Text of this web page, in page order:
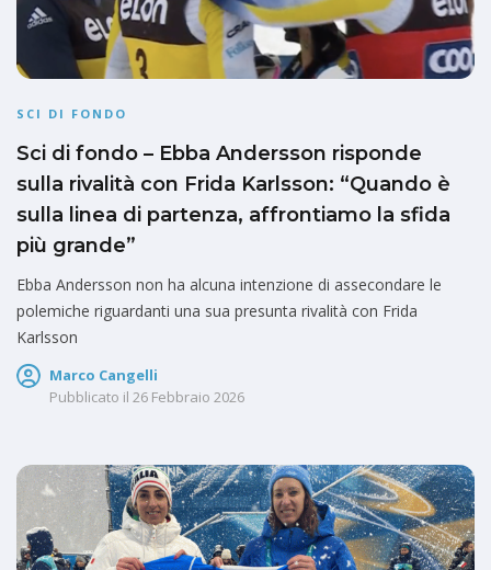
SCI DI FONDO
Sci di fondo – Ebba Andersson risponde
sulla rivalità con Frida Karlsson: “Quando è
sulla linea di partenza, affrontiamo la sfida
più grande”
Ebba Andersson non ha alcuna intenzione di assecondare le
polemiche riguardanti una sua presunta rivalità con Frida
Karlsson
Marco Cangelli
Pubblicato il 26 Febbraio 2026